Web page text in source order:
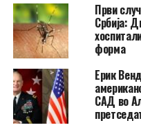
Први
Србија:
форма
Ерик
САД во